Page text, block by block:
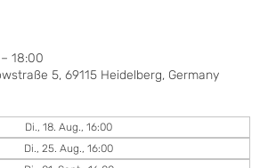
18:00
5, 69115 Heidelberg, Germany
Di., 18. Aug., 16:00
Di., 25. Aug., 16:00